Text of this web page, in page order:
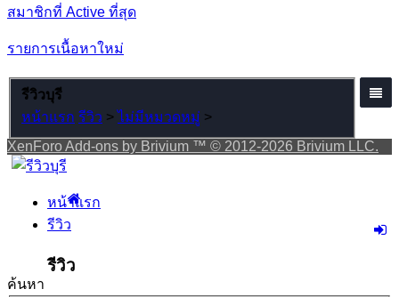
สมาชิกที่ Active ที่สุด
รายการเนื้อหาใหม่
รีวิวบุรี
หน้าแรก รีวิว > ไม่มีหมวดหมู่ >
XenForo Add-ons by Brivium ™ © 2012-2026 Brivium LLC.
หน้าแรก
รีวิว
รีวิว
ค้นหา